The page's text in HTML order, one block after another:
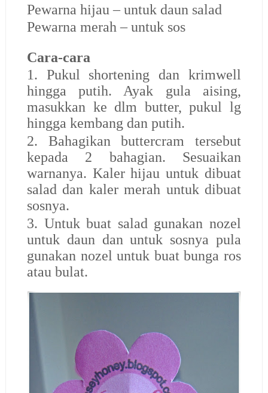
Pewarna hijau – untuk daun salad
Pewarna merah – untuk sos
Cara-cara
1. Pukul shortening dan krimwell
hingga putih. Ayak gula aising,
masukkan ke dlm butter, pukul lg
hingga kembang dan putih.
2. Bahagikan buttercram tersebut
kepada 2 bahagian. Sesuaikan
warnanya. Kaler hijau untuk dibuat
salad dan kaler merah untuk dibuat
sosnya.
3. Untuk buat salad gunakan nozel
untuk daun dan untuk sosnya pula
gunakan nozel untuk buat bunga ros
atau bulat.